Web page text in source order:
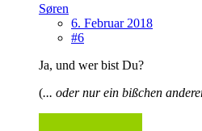
Søren
6. Februar 2018
#6
Ja, und wer bist Du?
(... oder nur ein bißchen